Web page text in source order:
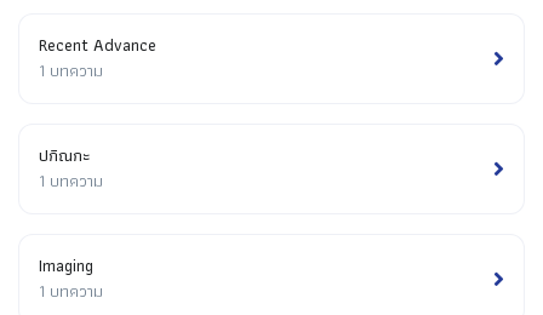
Recent Advance
1 บทความ
ปกิณกะ
1 บทความ
Imaging
1 บทความ